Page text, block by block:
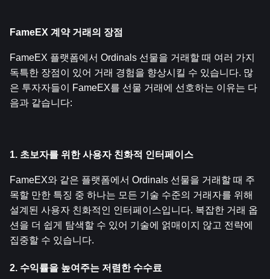
FameEX 계약 거래의 장점
FameEX 플랫폼에서 Ordinals 선물을 거래할 때 여러 가지
독특한 장점이 있어 거래 경험을 향상시킬 수 있습니다. 많
은 투자자들이 FameEX를 선물 거래에 선호하는 이유는 다
음과 같습니다:
1. 초보자를 위한 사용자 친화적 인터페이스
FameEX와 같은 플랫폼에서 Ordinals 선물을 거래할 때 주
목할 만한 특징 중 하나는 모든 기술 수준의 거래자를 위해
설계된 사용자 친화적인 인터페이스입니다. 복잡한 거래 옵
션을 더 쉽게 탐색할 수 있어 기술에 얽매이지 않고 전략에
집중할 수 있습니다.
2. 수익률을 높여주는 저렴한 수수료